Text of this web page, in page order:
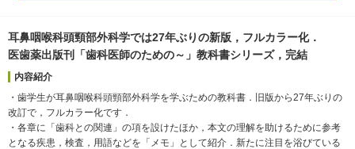
耳鼻咽喉科頭頸部外科学では27年ぶりの新版，フルカラー化．
医歯薬出版刊「歯科医師のための～」教科書シリーズ，完結
内容紹介
・歯学生が耳鼻咽喉科頭頸部外科学を学ぶための教科書．旧版から27年ぶりの
改訂で，フルカラー化です．
・各章に「歯科との関連」の項を設けたほか，本文の理解を助けるために参考
となる疾患，検査，用語などを「メモ」として紹介．新たに注目を浴びている